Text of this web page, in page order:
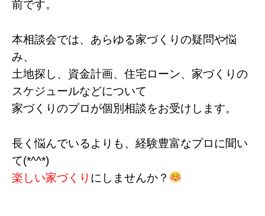
前です。
本相談会では、あらゆる家づくりの疑問や悩
み、
土地探し、資金計画、住宅ローン、家づくりの
スケジュールなどについて
家づくりのプロが個別相談をお受けします。
長く悩んでいるよりも、経験豊富なプロに聞い
て(*^^*)
楽しい家づくり にしませんか？